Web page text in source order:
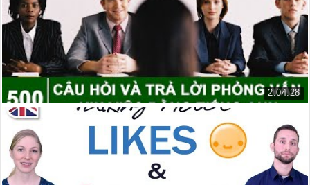
Bảng động từ bất quy tắc tiếng A...
25.706 lượt xem
2:04:28
500 câu hỏi và trả lời phóng vấn xin việc bằng...
500 câu hỏi và trả lời phóng vấn...
25.196 lượt xem